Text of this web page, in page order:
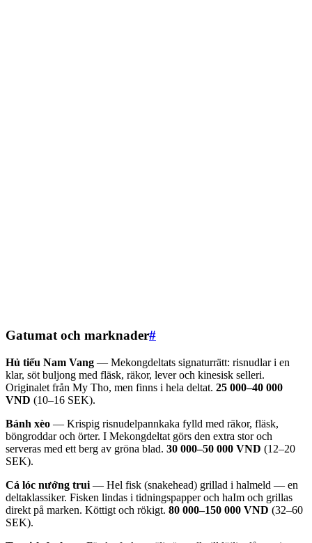
Gatumat och marknader#
Hủ tiếu Nam Vang — Mekongdeltats signaturrätt: risnudlar i en
klar, söt buljong med fläsk, räkor, lever och kinesisk selleri.
Originalet från My Tho, men finns i hela deltat. 25 000–40 000
VND (10–16 SEK).
Bánh xèo — Krispig risnudelpannkaka fylld med räkor, fläsk,
böngroddar och örter. I Mekongdeltat görs den extra stor och
serveras med ett berg av gröna blad. 30 000–50 000 VND (12–20
SEK).
Cá lóc nướng trui — Hel fisk (snakehead) grillad i halmeld — en
deltaklassiker. Fisken lindas i tidningspapper och haIm och grillas
direkt på marken. Köttigt och rökigt. 80 000–150 000 VND (32–60
SEK).